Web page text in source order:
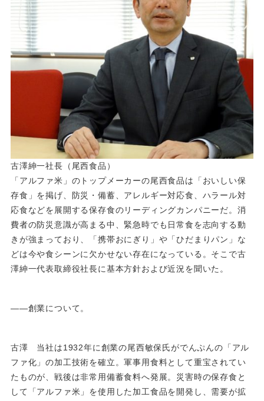
古澤紳一社長（尾西食品）
「アルファ米」のトップメーカーの尾西食品は「おいしい保
存食」を掲げ、防災・備蓄、アレルギー対応食、ハラール対
応食などを展開する保存食のリーディングカンパニーだ。消
費者の防災意識が高まる中、緊急時でも日常食を志向する動
きが強まっており、「携帯おにぎり」や「ひだまりパン」な
どは今や食シーンに欠かせない存在になっている。そこで古
澤紳一代表取締役社長に基本方針および近況を聞いた。
――創業について。
古澤 当社は1932年に創業の尾西敏保氏がでんぷんの「アル
ファ化」の加工技術を確立。軍事用食料として重宝されてい
たものが、戦後は非常用備蓄食料へ発展。災害時の保存食と
して「アルファ米」を使用した加工食品を開発し、需要が拡